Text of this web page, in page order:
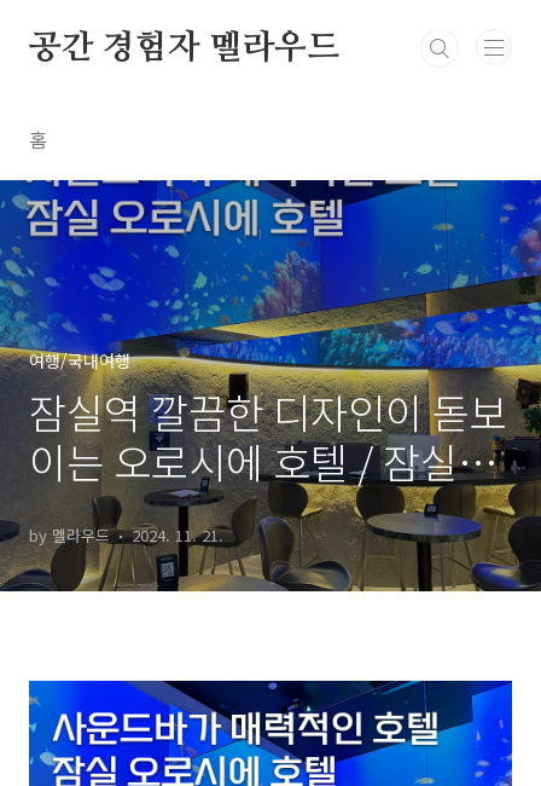
공간 경험자 멜라우드
홈
여행/국내여행
잠실역 깔끔한 디자인이 돋보
이는 오로시에 호텔 / 잠실역
숙소 추천
by 멜라우드 2024. 11. 21.